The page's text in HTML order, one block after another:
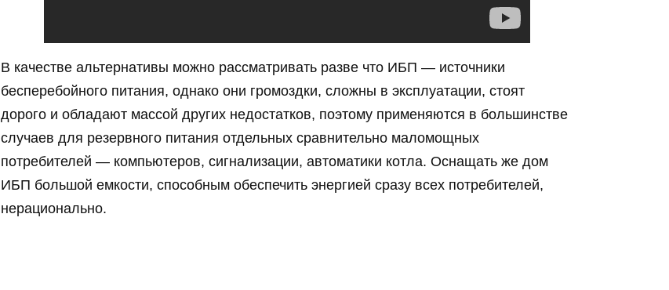
В качестве альтернативы можно рассматривать разве что ИБП — источники
бесперебойного питания, однако они громоздки, сложны в эксплуатации, стоят
дорого и обладают массой других недостатков, поэтому применяются в большинстве
случаев для резервного питания отдельных сравнительно маломощных
потребителей — компьютеров, сигнализации, автоматики котла. Оснащать же дом
ИБП большой емкости, способным обеспечить энергией сразу всех потребителей,
нерационально.